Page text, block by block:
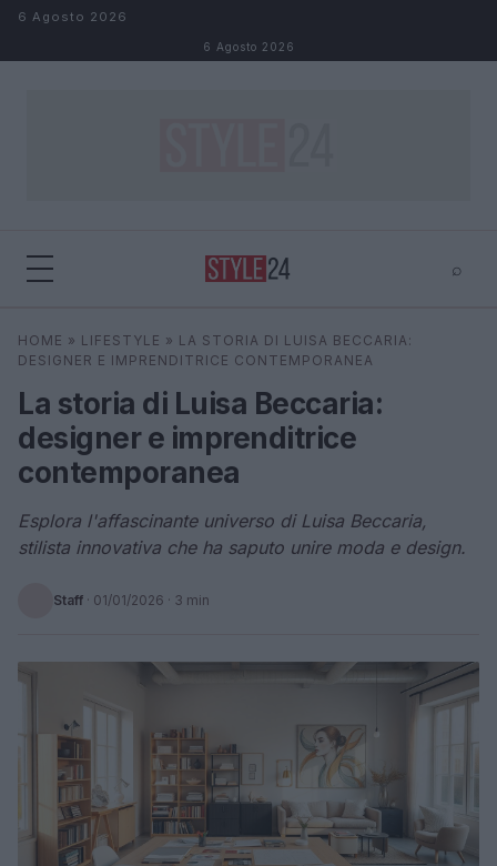
Salta al contenuto
6 Agosto 2026
6 Agosto 2026
⌕
Cerca
HOME » LIFESTYLE » LA STORIA DI LUISA BECCARIA:
DESIGNER E IMPRENDITRICE CONTEMPORANEA
La storia di Luisa Beccaria:
designer e imprenditrice
contemporanea
Esplora l'affascinante universo di Luisa Beccaria,
stilista innovativa che ha saputo unire moda e design.
Staff · 01/01/2026 · 3 min